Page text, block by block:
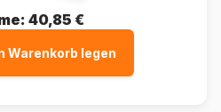
40,85 €
Warenkorb legen